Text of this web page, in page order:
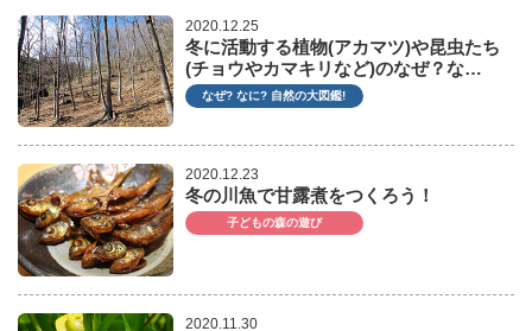
2020.12.25
冬に活動する植物(アカマツ)や昆虫たち
(チョウやカマキリなど)のなぜ？な…
なぜ? なに? 自然の大図鑑!
2020.12.23
冬の川魚で甘露煮をつくろう！
子どもの森の遊び
2020.11.30